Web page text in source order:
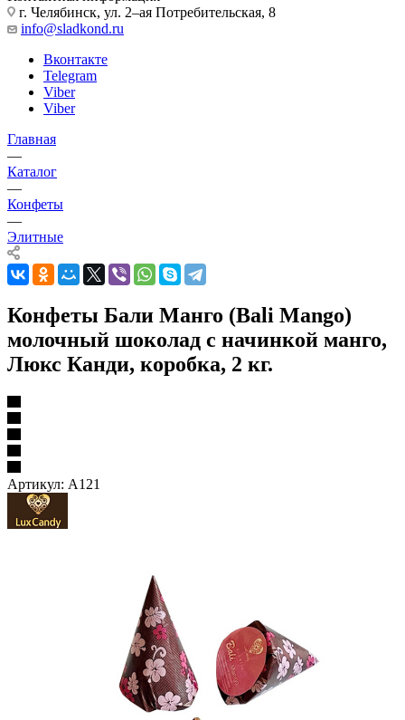
г. Челябинск, ул. 2–ая Потребительская, 8
info@sladkond.ru
Вконтакте
Telegram
Viber
Viber
Главная
—
Каталог
—
Конфеты
—
Элитные
Конфеты Бали Манго (Bali Mango)
молочный шоколад с начинкой манго,
Люкс Канди, коробка, 2 кг.
Артикул: А121